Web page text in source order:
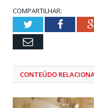
COMPARTILHAR:
Twitter
Email
CONTEÚDO